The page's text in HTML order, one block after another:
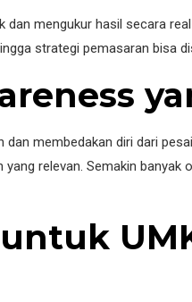
mengukur hasil secara
strategi pemasaran bisa
membedakan diri dari
relevan. Semakin